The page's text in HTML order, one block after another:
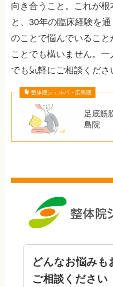
向き合うこと。これが
と、30年の臨床経験を
のことで悩んでいるこ
ことでも構いません。
でも気軽にご相談くださ
整体院シェルパ・広島院
足底筋
島院
どんなお悩みも
ご相談ください